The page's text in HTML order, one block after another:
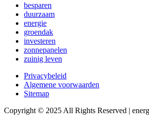
besparen
duurzaam
energie
groendak
investeren
zonnepanelen
zuinig leven
Privacybeleid
Algemene voorwaarden
Sitemap
Copyright © 2025 All Rights Reserved |